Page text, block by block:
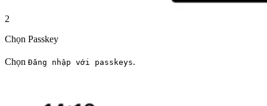
2
Chọn Passkey
Chọn Đăng nhập với passkeys.